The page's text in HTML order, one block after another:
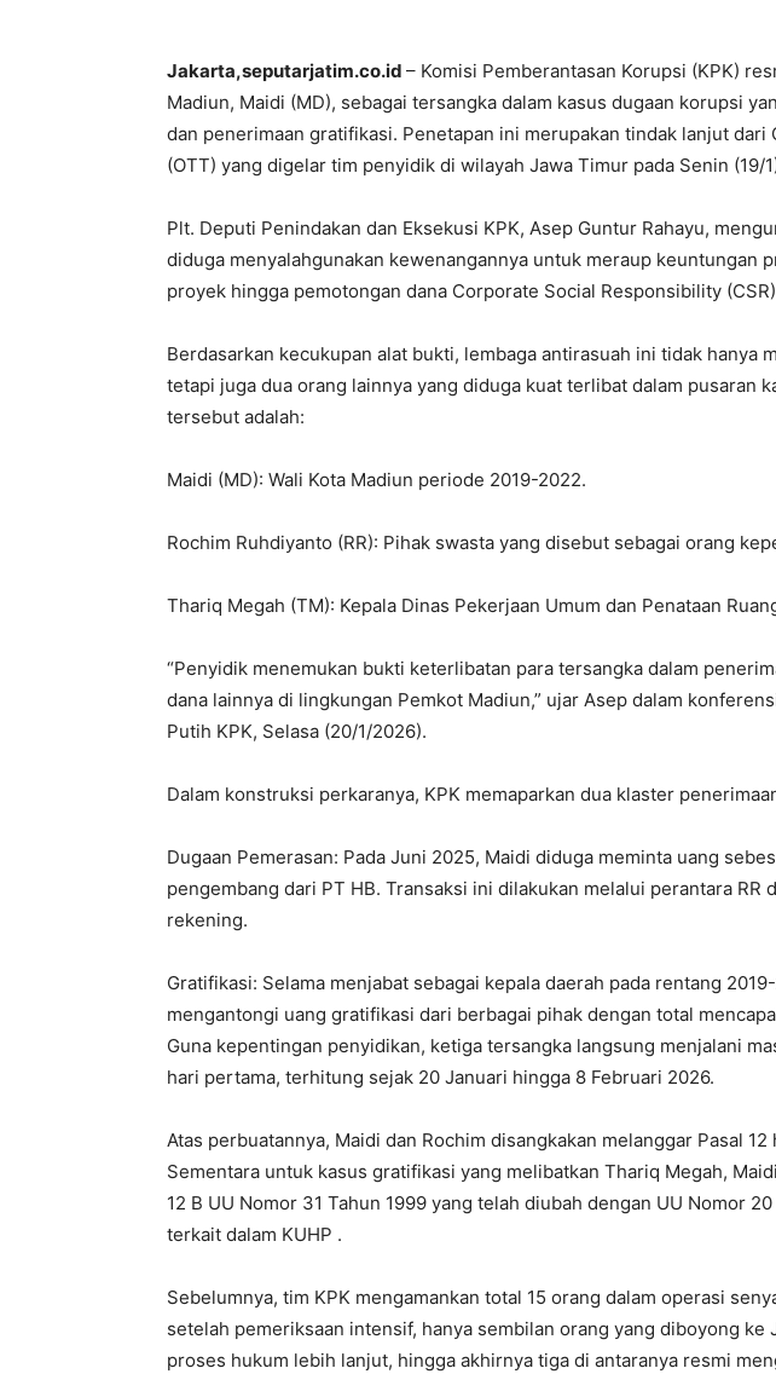
Jakarta,seputarjatim.co.id – Komisi Pemberantasan Korupsi (KPK)
Madiun, Maidi (MD), sebagai tersangka dalam kasus dugaan korupsi
dan penerimaan gratifikasi. Penetapan ini merupakan tindak lanjut dari
(OTT) yang digelar tim penyidik di wilayah Jawa Timur pada Senin (19/
Plt. Deputi Penindakan dan Eksekusi KPK, Asep Guntur Rahayu,
diduga menyalahgunakan kewenangannya untuk meraup keuntungan
proyek hingga pemotongan dana Corporate Social Responsibility
Berdasarkan kecukupan alat bukti, lembaga antirasuah ini tidak hanya
tetapi juga dua orang lainnya yang diduga kuat terlibat dalam pusaran
tersebut adalah:
Maidi (MD): Wali Kota Madiun periode 2019-2022.
Rochim Ruhdiyanto (RR): Pihak swasta yang disebut sebagai orang
Thariq Megah (TM): Kepala Dinas Pekerjaan Umum dan Penataan
“Penyidik menemukan bukti keterlibatan para tersangka dalam
dana lainnya di lingkungan Pemkot Madiun,” ujar Asep dalam
Putih KPK, Selasa (20/1/2026).
Dalam konstruksi perkaranya, KPK memaparkan dua klaster
Dugaan Pemerasan: Pada Juni 2025, Maidi diduga meminta uang
pengembang dari PT HB. Transaksi ini dilakukan melalui perantara RR
rekening.
Gratifikasi: Selama menjabat sebagai kepala daerah pada rentang
mengantongi uang gratifikasi dari berbagai pihak dengan total
Guna kepentingan penyidikan, ketiga tersangka langsung menjalani
hari pertama, terhitung sejak 20 Januari hingga 8 Februari 2026.
Atas perbuatannya, Maidi dan Rochim disangkakan melanggar Pasal
Sementara untuk kasus gratifikasi yang melibatkan Thariq Megah,
12 B UU Nomor 31 Tahun 1999 yang telah diubah dengan UU Nomor
terkait dalam KUHP .
Sebelumnya, tim KPK mengamankan total 15 orang dalam operasi
setelah pemeriksaan intensif, hanya sembilan orang yang diboyong ke
proses hukum lebih lanjut, hingga akhirnya tiga di antaranya resmi